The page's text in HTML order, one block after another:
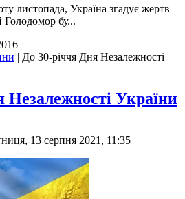
листопада, Україна згадує жертв
Голодомор бу...
| До 30-річчя Дня Незалежності
Незалежності України
13 серпня 2021, 11:35